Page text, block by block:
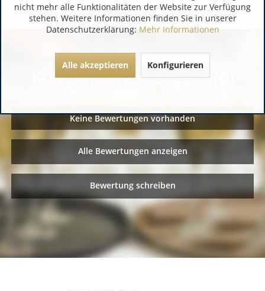
Kundenbewertungen (0)
Keine Bewertungen vorhanden
Alle Bewertungen anzeigen
Bewertung schreiben
nicht mehr alle Funktionalitäten der Website zur Verfügung
stehen. Weitere Informationen finden Sie in unserer
Datenschutzerklärung: Mehr Informationen
Alle akzeptieren Konfigurieren